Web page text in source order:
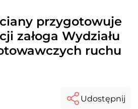
przygotowuje
załoga Wydziału
ruchu
Udostępnij